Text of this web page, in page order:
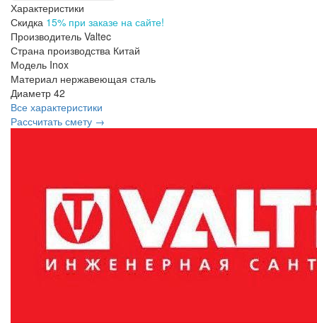
Характеристики
Скидка 15% при заказе на сайте!
Производитель Valtec
Страна производства Китай
Модель Inox
Материал нержавеющая сталь
Диаметр 42
Все характеристики
Рассчитать смету →